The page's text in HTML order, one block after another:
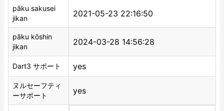
pāku sakusei
jikan
2021-05-23 22:16:50
pāku kōshin
jikan
2024-03-28 14:56:28
Dart3 サポート yes
ヌルセーフティ
ーサポート
yes